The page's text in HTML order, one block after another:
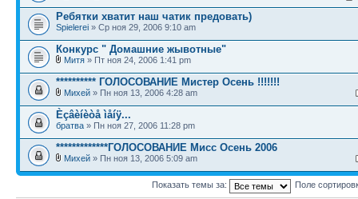
Ребятки хватит наш чатик предовать)
Spielerei » Ср ноя 29, 2006 9:10 am
Конкурс " Домашние жывотные"
Митя » Пт ноя 24, 2006 1:41 pm
********** ГОЛОСОВАНИЕ Мистер Осень !!!!!!!
Михей » Пн ноя 13, 2006 4:28 am
Èçâèíèòå ìåíÿ...
братва » Пн ноя 27, 2006 11:28 pm
*************ГОЛОСОВАНИЕ Мисс Осень 2006
Михей » Пн ноя 13, 2006 5:09 am
Показать темы за: Поле